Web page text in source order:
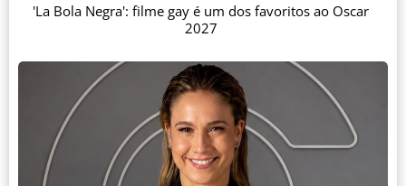
'La Bola Negra': filme gay é um dos favoritos ao Oscar
2027